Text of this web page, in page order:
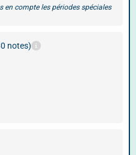
en compte les périodes spéciales
notes)